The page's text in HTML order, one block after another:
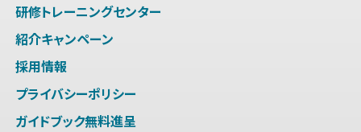
研修トレーニングセンター
紹介キャンペーン
採用情報
プライバシーポリシー
ガイドブック無料進呈